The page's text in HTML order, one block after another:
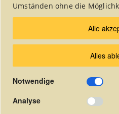
Umständen ohne die
Alles
Alle
Notwendige
Analyse
Die
Seit dieser Zeit
in dem Alsdorfer
Die quartalsweise
Vereinszeitung ist hier
abrufbar.